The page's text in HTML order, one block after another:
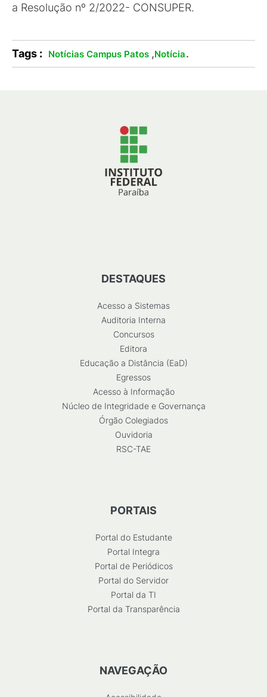
a Resolução nº 2/2022- CONSUPER.
Tags : Notícias Campus Patos ,Notícia.
DESTAQUES
Acesso a Sistemas
Auditoria Interna
Concursos
Editora
Educação a Distância (EaD)
Egressos
Acesso à Informação
Núcleo de Integridade e Governança
Órgão Colegiados
Ouvidoria
RSC-TAE
PORTAIS
Portal do Estudante
Portal Integra
Portal de Periódicos
Portal do Servidor
Portal da TI
Portal da Transparência
NAVEGAÇÃO